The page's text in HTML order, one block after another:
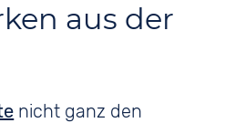
aus der
nicht ganz den